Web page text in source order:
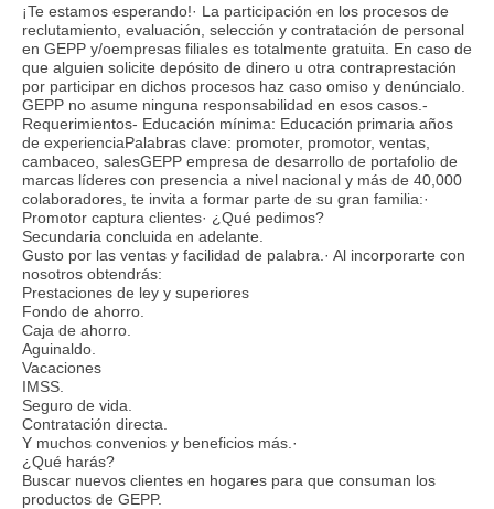
¡Te estamos esperando!· La participación en los procesos de
reclutamiento, evaluación, selección y contratación de personal
en GEPP y/oempresas filiales es totalmente gratuita. En caso de
que alguien solicite depósito de dinero u otra contraprestación
por participar en dichos procesos haz caso omiso y denúncialo.
GEPP no asume ninguna responsabilidad en esos casos.-
Requerimientos- Educación mínima: Educación primaria años
de experienciaPalabras clave: promoter, promotor, ventas,
cambaceo, salesGEPP empresa de desarrollo de portafolio de
marcas líderes con presencia a nivel nacional y más de 40,000
colaboradores, te invita a formar parte de su gran familia:·
Promotor captura clientes· ¿Qué pedimos?
Secundaria concluida en adelante.
Gusto por las ventas y facilidad de palabra.· Al incorporarte con
nosotros obtendrás:
Prestaciones de ley y superiores
Fondo de ahorro.
Caja de ahorro.
Aguinaldo.
Vacaciones
IMSS.
Seguro de vida.
Contratación directa.
Y muchos convenios y beneficios más.·
¿Qué harás?
Buscar nuevos clientes en hogares para que consuman los
productos de GEPP.